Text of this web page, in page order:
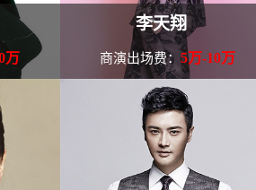
万
字为艺
歌手，
所会语
、马
李天翔
商演出场费：5万-10万
2009年8月18日，其参演的
TVB时装剧《古灵精探B》播出，
在剧中扮演甄向华。 2010年，和
马浚伟、陈锦鸿合作，参演.........
查看李天翔个人资料